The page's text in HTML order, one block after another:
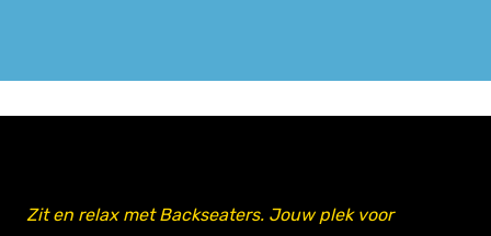
Zit en relax met Backseaters. Jouw plek voor